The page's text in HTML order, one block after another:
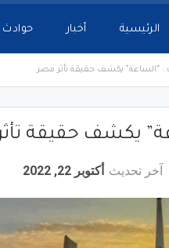
الرئيسية أخبار حوادث
“الساعة” يكشف حقيقة تأثر مصر
يكشف حقيقة
آخر تحديث أكتوبر 22, 2022